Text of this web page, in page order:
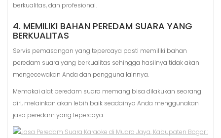
berkualitas, dan profesional.
4. MEMILIKI BAHAN PEREDAM SUARA YANG
BERKUALITAS
Servis pemasangan yang tepercaya pasti memiliki bahan
peredam suara yang berkualitas sehingga hasilnya tidak akan
mengecewakan Anda dan pengguna lainnya.
Memakai alat peredam suara memang bisa dilakukan seorang
diri, melainkan akan lebih baik seadainya Anda menggunakan
jasa peredam yang tepercaya.